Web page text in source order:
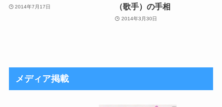
2014年7月17日
（歌手）の手相
2014年3月30日
メディア掲載